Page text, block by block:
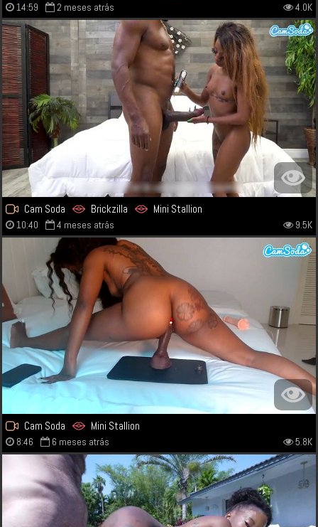
14:59 2 meses atrás 4.0K
Cam Soda Brickzilla Mini Stallion
10:40 4 meses atrás 9.5K
Cam Soda Mini Stallion
8:46 6 meses atrás 5.8K